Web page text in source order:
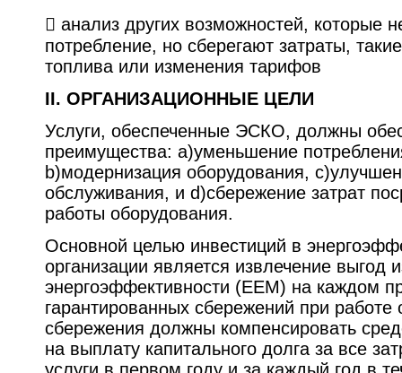
 анализ других возможностей, которые
потребление, но сберегают затраты,
топлива или изменения тарифов
II. ОРГАНИЗАЦИОННЫЕ ЦЕЛИ
Услуги, обеспеченные ЭСКО, должны
преимущества: a)уменьшение
b)модернизация оборудования,
обслуживания, и d)сбережение затрат
работы оборудования.
Основной целью инвестиций в
организации является извлечение выгод
энергоэффективности (EEM) на каждом
гарантированных сбережений при работе
сбережения должны компенсировать
на выплату капитального долга за все